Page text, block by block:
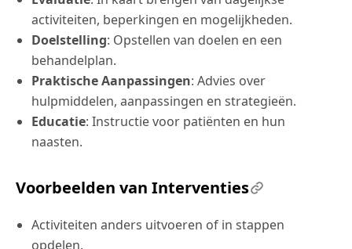
activiteiten, beperkingen en mogelijkheden.
Doelstelling: Opstellen van doelen en een
behandelplan.
Praktische Aanpassingen: Advies over
hulpmiddelen, aanpassingen en strategieën.
Educatie: Instructie voor patiënten en hun
naasten.
Voorbeelden van Interventies
Activiteiten anders uitvoeren of in stappen
opdelen.